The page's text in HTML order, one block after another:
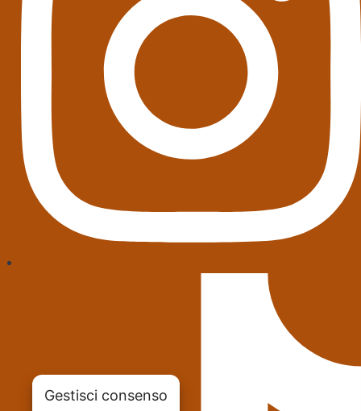
Gestisci consenso